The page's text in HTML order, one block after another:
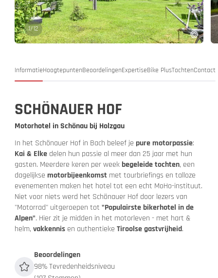
1/12
InformatieHoogtepuntenBeoordelingenExpertiseBike PlusTochtenContact
SCHÖNAUER HOF
Motorhotel in Schönau bij Holzgau
In het Schönauer Hof in Bach beleef je pure motorpassie:
Kai & Elke delen hun passie al meer dan 25 jaar met hun
gasten. Meerdere keren per week begeleide tochten, een
dagelijkse motorbijeenkomst met tourbriefings en talloze
evenementen maken het hotel tot een echt MoHo-instituut.
Niet voor niets werd het Schönauer Hof door lezers van
"Motorrad" uitgeroepen tot "Populairste bikerhotel in de
Alpen". Hier zit je midden in het motorleven - met hart &
helm, vakkennis en authentieke Tiroolse gastvrijheid.
Beoordelingen
98% Tevredenheidsniveau